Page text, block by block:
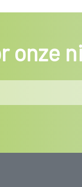
onze